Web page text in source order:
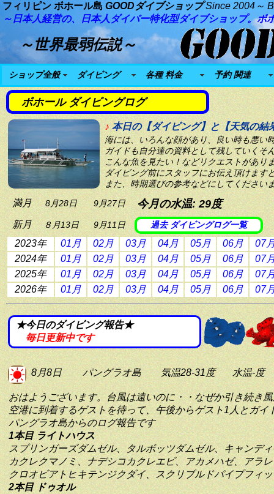
フィリピン ボホール島 GOODダイブショップ Since 2004 ～
～日本人経営の、日本人ダイバー特化型ダイブショップ。
～世界最弱伝説～
ショップ全般 ダイビング 各種 料金 予約 関連
ボホール ダイビングログ
♪本日の【ダイビング】と【天気の結
海には、いろんな顔があり、良い時も悪い
ガイドも自分達の資料として残していくそ
こんな魚を見たい！などリクエストがあり
ダイビング前にスタッフにお伝え頂けます
また、時期選びの参考などにしてください
満月 8月28日 9月27日 今月の水温:29度
新月 ８月13日 9月11日 過去 ダイビングログ一覧
2023年 01月 02月 03月 04月 05月 06月
07
2024年
01月 02月 03月 04月 05月 06月
07
2025年
01月 02月 03月 04月 05月 06月
07
2026年
01月 02月 03月 04月 05月 06月 07
★今日のダイビング報告★
毎日更新中です
8月8日 パングラオ島 気温28-31度 水温-度
おはようございます。台風は遠いのに・・なぜか引き続き
空港に到着するゲストを待って、午後からゲスト1人とガイ
パングラオ島からのログ報告です
1本目 ライトハウス
スプリンガーズダムゼル、タルボッツダムゼル、キャンデ
カクレクマノミ、ナデシコカクレエビ、アカメハゼ、アラ
クロオビアトヒキテンジクダイ、スクリブルドパイプフィ
2本目 ドゥオル